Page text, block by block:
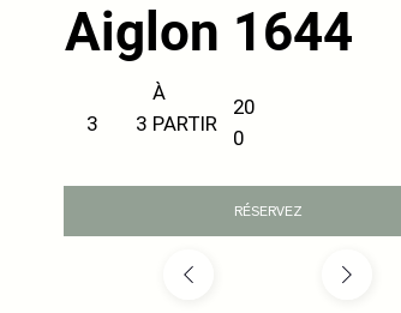
Aiglon 1644
3 3
À
PARTIR
20
0
RÉSERVEZ